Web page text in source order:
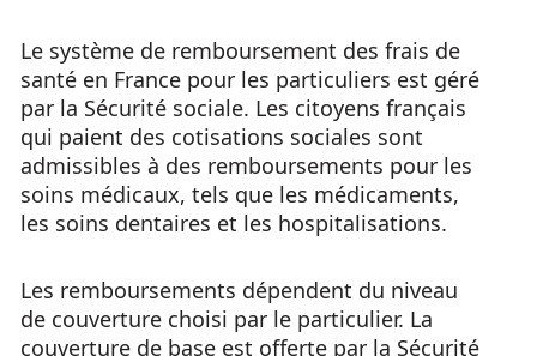
Le système de remboursement des frais de
santé en France pour les particuliers est géré
par la Sécurité sociale. Les citoyens français
qui paient des cotisations sociales sont
admissibles à des remboursements pour les
soins médicaux, tels que les médicaments,
les soins dentaires et les hospitalisations.
Les remboursements dépendent du niveau
de couverture choisi par le particulier. La
couverture de base est offerte par la Sécurité